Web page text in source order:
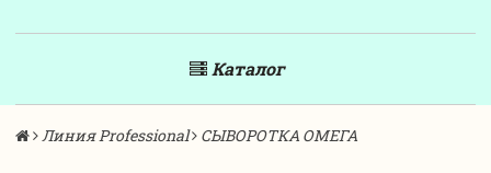
Каталог
Линия Professional СЫВОРОТКА ОМЕГА